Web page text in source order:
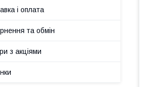
і оплата
та обмін
з акціями